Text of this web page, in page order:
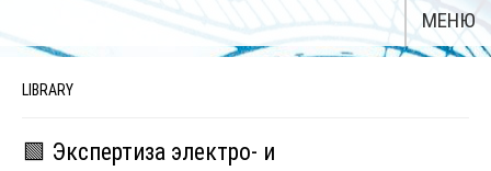
МЕНЮ
LIBRARY
🟩 Экспертиза электро- и